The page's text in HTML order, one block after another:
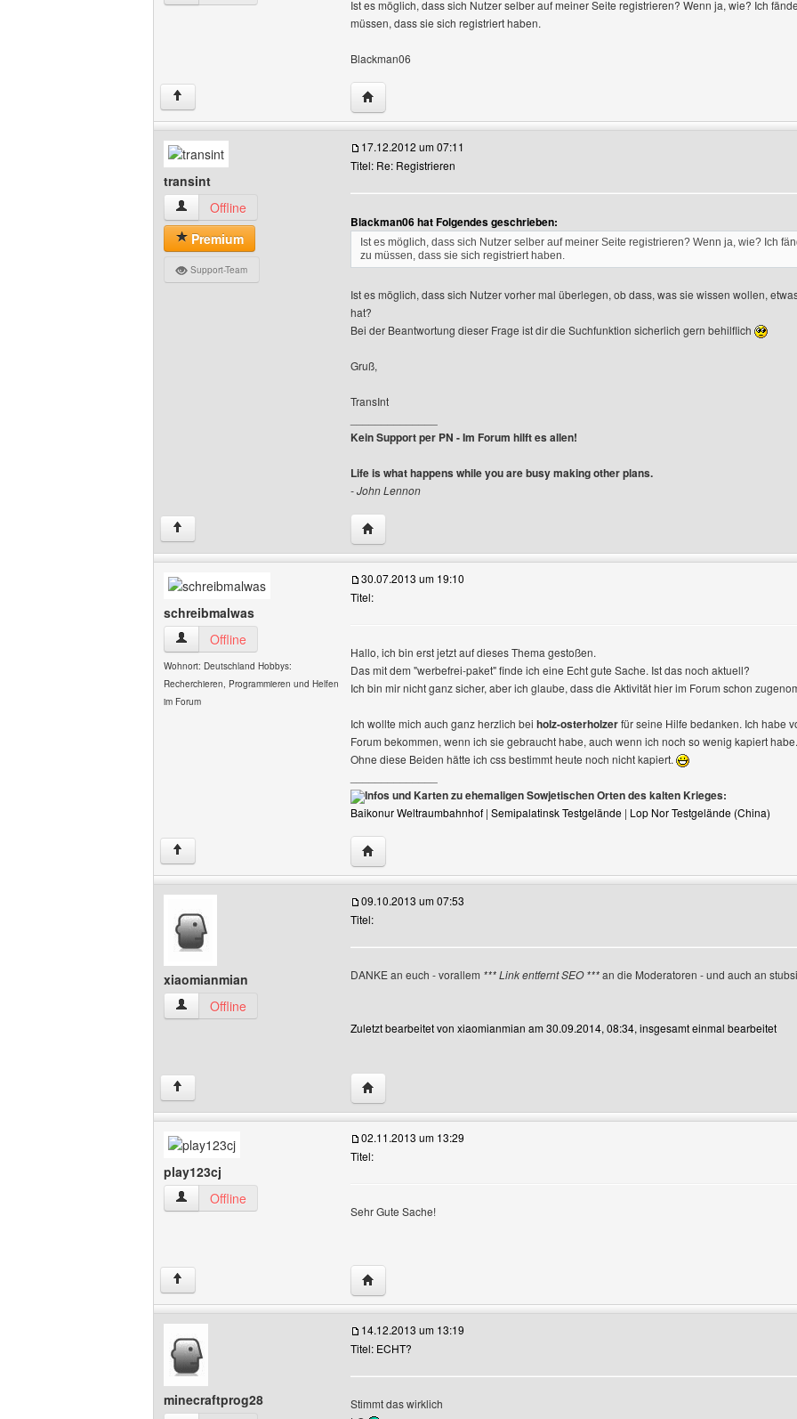
Ist es möglich, dass sich Nutzer selber auf meiner Seite registrieren? Wenn ja, wie? Ich
müssen, dass sie sich registriert haben.
Blackman06
↑ Website dieses Benutzers besuchen: Blackman06
transint
transint Benutzer-Profile anzeigen
Offline
Premium
Support-Team
17.12.2012 um 07:11
Titel: Re: Registrieren
Blackman06 hat Folgendes geschrieben:
Ist es möglich, dass sich Nutzer selber auf meiner Seite registrieren? Wenn ja, wie? Ich
zu müssen, dass sie sich registriert haben.
Ist es möglich, dass sich Nutzer vorher mal überlegen, ob dass, was sie wissen wollen,
hat?
Bei der Beantwortung dieser Frage ist dir die Suchfunktion sicherlich gern behilflich
Gruß,
TransInt
Kein Support per PN - Im Forum hilft es allen!
Life is what happens while you are busy making other plans.
- John Lennon
↑ Website dieses Benutzers besuchen: transint
schreibmalwas
schreibmalwas Benutzer-Profile anzeigen
Offline
Wohnort: Deutschland Hobbys:
Recherchieren, Programmieren und Helfen
im Forum
30.07.2013 um 19:10
Titel:
Hallo, ich bin erst jetzt auf dieses Thema gestoßen.
Das mit dem "werbefrei-paket" finde ich eine Echt gute Sache. Ist das noch aktuell?
Ich bin mir nicht ganz sicher, aber ich glaube, dass die Aktivität hier im Forum schon
Ich wollte mich auch ganz herzlich bei holz-osterholzerfür seine Hilfe bedanken. Ich habe
Forum bekommen, wenn ich sie gebraucht habe, auch wenn ich noch so wenig kapiert
Ohne diese Beiden hätte ich css bestimmt heute noch nicht kapiert.
Infos und Karten zu ehemaligen Sowjetischen Orten des kalten Krieges:
Baikonur Weltraumbahnhof | Semipalatinsk Testgelände | Lop Nor Testgelände (China)
↑ Website dieses Benutzers besuchen: schreibmalwas
xiaomianmian
xiaomianmian Benutzer-Profile anzeigen
Offline
09.10.2013 um 07:53
Titel:
DANKE an euch - vorallem *** Link entfernt SEO ***an die Moderatoren - und auch an
Zuletzt bearbeitet von xiaomianmian am 30.09.2014, 08:34, insgesamt einmal bearbeitet
↑ Website dieses Benutzers besuchen: xiaomianmian
play123cj
play123cj Benutzer-Profile anzeigen
Offline
02.11.2013 um 13:29
Titel:
Sehr Gute Sache!
↑ Website dieses Benutzers besuchen: play123cj
minecraftprog28
14.12.2013 um 13:19
Titel: ECHT?
Stimmt das wirklich